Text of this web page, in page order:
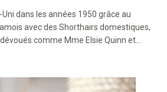
dans les années 1950 grâce au
avec des Shorthairs domestiques,
comme Mme Elsie Quinn et